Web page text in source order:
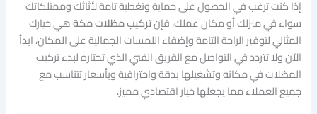
إذا كنت ترغب في الحصول على حماية وتغطية تامة لأثاثك وممتلكاتك
سواء في منزلك أو مكان عملك، فإنتركيب مظلات مكةهي خيارك
المثالي لتوفير الراحة التامة وإضفاء اللمسات الجمالية على المكان، ابدأ
الآن ولا تتردد في التواصل مع الفريق الفني الذي تختاره لبدء تركيب
المظلات في مكانه وتشغيلها بدقة واحترافية وبأسعار تتناسب مع
جميع العملاء مما يجعلها خيار اقتصادي مميز.